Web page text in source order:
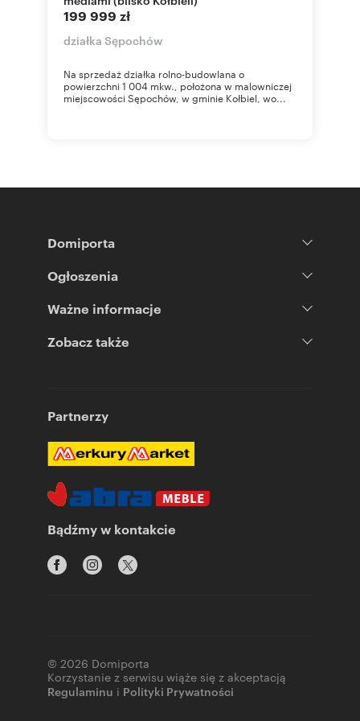
199 999 zł
działka Sępochów
Na sprzedaż działka rolno-budowlana o
powierzchni 1 004 mkw., położona w malowniczej
miejscowości Sępochów, w gminie Kołbiel, wo...
Domiporta
Ogłoszenia
Ważne informacje
Zobacz także
Partnerzy
Bądźmy w kontakcie
© 2026 Domiporta
Korzystanie z serwisu wiąże się z akceptacją
Regulaminu i Polityki Prywatności